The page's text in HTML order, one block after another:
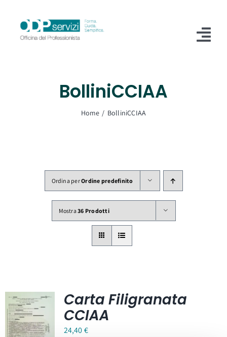
contenuto
BolliniCCIAA
Home BolliniCCIAA
Ordina perOrdine predefinito
Mostra36 Prodotti
Carta Filigranata
CCIAA
24,40€